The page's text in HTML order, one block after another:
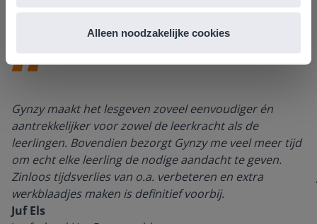
Alleen noodzakelijke cookies
Gynzy maakt het lesgeven zoveel eenvoudiger én
aantrekkelijker voor zowel de leerkracht als de
leerlingen. Bovendien bezorgt Gynzy me veel meer tijd
om echt elke leerling de nodige aandacht te geven.
Zinloos tijdsverlies van o.a. verbeteren en extra
werkblaadjes maken is definitief voorbij.
Juf Els